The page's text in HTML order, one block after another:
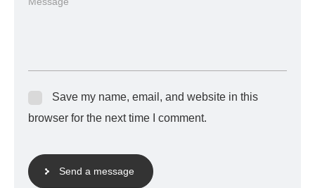
Save my name, email, and website in this
browser for the next time I comment.
Send a message